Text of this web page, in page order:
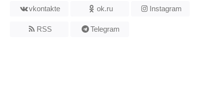
vkontakte ok.ru Instagram
RSS Telegram